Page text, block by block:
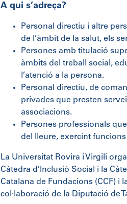
A qui s’adreça?
Personal directiu i altre
de l’àmbit de la salut, els
Persones amb titulació
àmbits del treball social,
l’atenció a la persona.
Personal directiu, de
privades que presten
associacions.
Persones professionals
del lleure, exercint
La Universitat Rovira i Virgili
Càtedra d’Inclusió Social i la
Catalana de Fundacions (CCF) i
col·laboració de la Diputació de